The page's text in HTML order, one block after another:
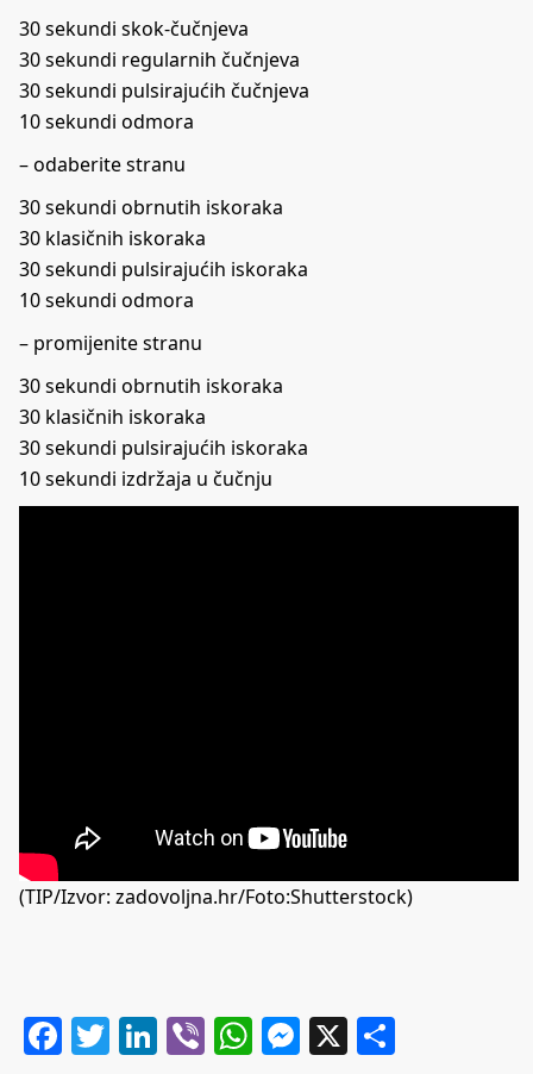
30 sekundi skok-čučnjeva
30 sekundi regularnih čučnjeva
30 sekundi pulsirajućih čučnjeva
10 sekundi odmora
– odaberite stranu
30 sekundi obrnutih iskoraka
30 klasičnih iskoraka
30 sekundi pulsirajućih iskoraka
10 sekundi odmora
– promijenite stranu
30 sekundi obrnutih iskoraka
30 klasičnih iskoraka
30 sekundi pulsirajućih iskoraka
10 sekundi izdržaja u čučnju
(TIP/Izvor: zadovoljna.hr/Foto:Shutterstock)
Facebook
Twitter
LinkedIn
ViberWhatsApp
Messenger
X